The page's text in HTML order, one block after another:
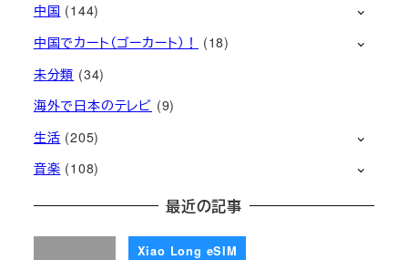
中国 (144)
中国でカート（ゴーカート）！
(18)
未分類 (34)
海外で日本のテレビ (9)
生活 (205)
音楽 (108)
最近の記事
Xiao Long eSIM